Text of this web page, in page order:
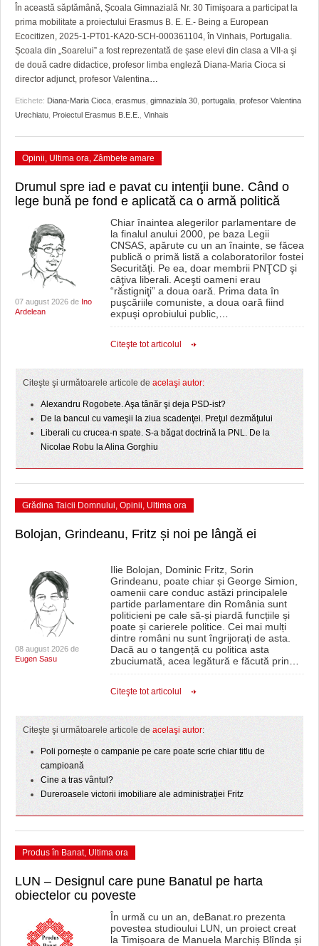
GRĂDINA TAICII DOMNULUI
ZIARISTU’ DE TERASĂ
CU OIŞTEA-N KIERKEGAARD
PE SURSE
CRONICĂ DE FILM
UNDE MERGEM
FILME DOCUMENTARE
JOCURI ONLINE
ACCIDENTE
ANUNŢURI
INFO SI UTILE
INVATAMANT
JUSTITIE
CLIPURI VIDEO
JOCURI ONLINE
DIVERSE
FARMACII DIN TIMIŞOARA
HARTA TIMIŞOAREI
PRIMĂRIILE DIN TIMIŞ
SFATUL MEDICULUI
SFATURI JURIDICE
În această săptămână, Școala Gimnazială Nr. 30 Timişoara a participat la
prima mobilitate a proiectului Erasmus B. E. E.- Being a European
Ecocitizen, 2025-1-PT01-KA20-SCH-000361104, în Vinhais, Portugalia.
Școala din „Soarelui” a fost reprezentată de șase elevi din clasa a VII-a şi
de două cadre didactice, profesor limba engleză Diana-Maria Cioca si
director adjunct, profesor Valentina…
Etichete: Diana-Maria Cioca erasmus gimnaziala 30 portugalia profesor Valentina
Urechiatu
Proiectul Erasmus B.E.E. Vinhais
Opinii, Ultima ora, Zâmbete amare
Drumul spre iad e pavat cu intenţii bune. Când o
lege bună pe fond e aplicată ca o armă politică
07 august 2026 de Ino
Ardelean
Chiar înaintea alegerilor parlamentare de
la finalul anului 2000, pe baza Legii
CNSAS, apărute cu un an înainte, se făcea
publică o primă listă a colaboratorilor fostei
Securităţi. Pe ea, doar membrii PNŢCD şi
câţiva liberali. Aceşti oameni erau
“răstigniţi” a doua oară. Prima data în
puşcăriile comuniste, a doua oară fiind
expuşi oprobiului public,…
Citeşte tot articolul
Citeşte şi următoarele articole de acelaşi autor:
Alexandru Rogobete. Aşa tânăr şi deja PSD-ist?
De la bancul cu vameşii la ziua scadenţei. Preţul dezmăţului
Liberali cu crucea-n spate. S-a băgat doctrină la PNL. De la
Nicolae Robu la Alina Gorghiu
Grădina Taicii Domnului, Opinii, Ultima ora
Bolojan, Grindeanu, Fritz și noi pe lângă ei
08 august 2026 de
Eugen Sasu
Ilie Bolojan, Dominic Fritz, Sorin
Grindeanu, poate chiar și George Simion,
oamenii care conduc astăzi principalele
partide parlamentare din România sunt
politicieni pe cale să-și piardă funcțiile și
poate și carierele politice. Cei mai mulți
dintre români nu sunt îngrijorați de asta.
Dacă au o tangență cu politica asta
zbuciumată, acea legătură e făcută prin…
Citeşte tot articolul
Citeşte şi următoarele articole de acelaşi autor:
Poli pornește o campanie pe care poate scrie chiar titlu de
campioană
Cine a tras vântul?
Dureroasele victorii imobiliare ale administrației Fritz
Produs în Banat, Ultima ora
LUN – Designul care pune Banatul pe harta
obiectelor cu poveste
În urmă cu un an, deBanat.ro prezenta
povestea studioului LUN, un proiect creat
la Timișoara de Manuela Marchiș Blînda și